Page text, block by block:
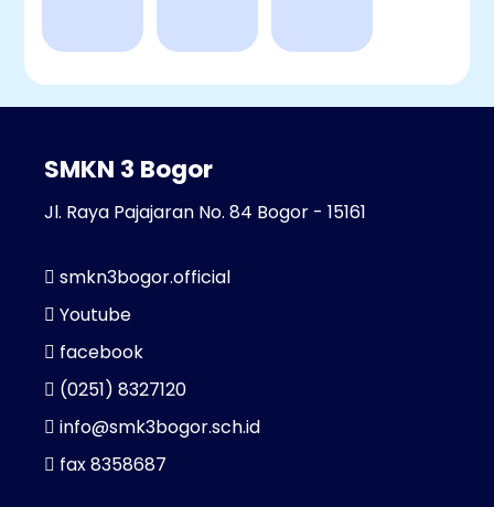
SMKN 3 Bogor
Jl. Raya Pajajaran No. 84 Bogor - 15161
smkn3bogor.official
Youtube
facebook
(0251) 8327120
info@smk3bogor.sch.id
fax 8358687